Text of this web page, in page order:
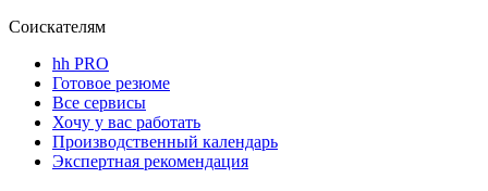
Соискателям
hh PRO
Готовое резюме
Все сервисы
Хочу у вас работать
Производственный календарь
Экспертная рекомендация